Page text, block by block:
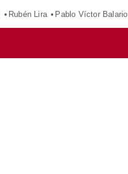
Rubén Lira Pablo Víctor Balario